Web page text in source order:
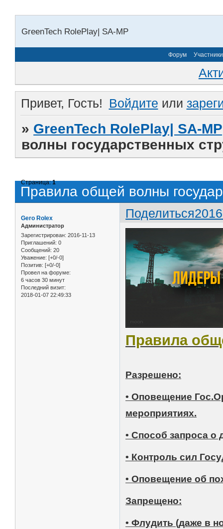
GreenTech RolePlay| SA-MP
Форум Участники
Привет, Гость! Войдите или
» GreenTech RolePlay| SA-MP
волны государственных
Правила общей волны
Страница:1
Поделиться
Gero Rolex
Администратор
Зарегистрирован: 2016-11-13
Приглашений: 0
Сообщений: 20
Уважение: [+0/-0]
Позитив: [+0/-0]
Провел на форуме:
6 часов 30 минут
Последний визит:
2018-01-07 22:49:33
Правила
Разрешено:
• Оповещение
мероприятиях.
• Способ запроса о
• Контроль сил
• Оповещение об
Запрещено:
• Флудить (даже в